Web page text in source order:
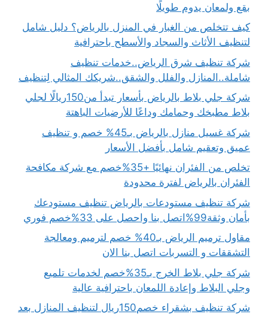
بقع ولمعان يدوم طويلًا
كيف تتخلص من الغبار في المنزل بالرياض؟ دليل شامل
لتنظيف الأثاث والسجاد والأسطح باحترافية
شركة تنظيف شرق الرياض..خدمات تنظيف
شاملة..المنازل والفلل والشقق..شريكك المثالي لِتنظيف
شركة جلي بلاط بالرياض بأسعار تبدأ من150ريالًا لجلي
بلاط مطبخك وحمامك وداعًا للأرضيات الباهتة
شركة غسيل منازل بالرياض بـ45% خصم و تنظيف
عميق وتعقيم شامل بأفضل الأسعار
تخلص من الفئران نهائيًا +35%خصم مع شركة مكافحة
الفئران بالرياض لفترة محدودة
شركة تنظيف مستودعات بالرياض تنظيف مستودعك
بأمان وثقة99%اتصل بنا واحصل على 33%خصم فوري
مقاول ترميم الرياض بـ40% خصم لترميم ومعالجة
التشققات و التسربات اتصل بنا الان
شركة جلي بلاط الخرج بـ35%خصم لخدمات تلميع
وجلي البلاط وإعادة اللمعان باحترافية عالية
شركة تنظيف بشقراء خصم150ريال لتنظيف المنازل بعد